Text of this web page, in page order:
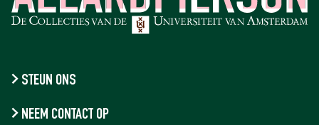
STEUN ONS
NEEM CONTACT OP